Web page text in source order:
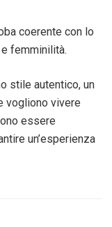
coerente con lo
femminilità.
stile autentico, un
vogliono vivere
essere
un’esperienza